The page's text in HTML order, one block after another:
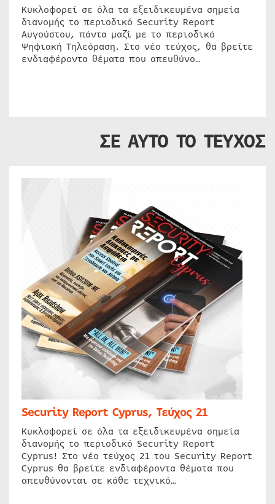
Κυκλοφορεί σε όλα τα εξειδικευμένα σημεία
διανομής το περιοδικό Security Report
Αυγούστου, πάντα μαζί με το περιοδικό
Ψηφιακή Τηλεόραση. Στο νέο τεύχος, θα βρείτε
ενδιαφέροντα θέματα που απευθύνο…
ΣΕ ΑΥΤΟ ΤΟ ΤΕΥΧΟΣ
Security Report Cyprus, Τεύχος 21
Κυκλοφορεί σε όλα τα εξειδικευμένα σημεία
διανομής το περιοδικό Security Report
Cyprus! Στο νέο τεύχος 21 του Security Report
Cyprus θα βρείτε ενδιαφέροντα θέματα που
απευθύνονται σε κάθε τεχνικό…